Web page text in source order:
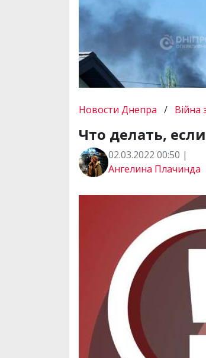
Новости Днепра / Війна
Что делать,
02.03.2022 00:50 |
Ангелина Плачинда